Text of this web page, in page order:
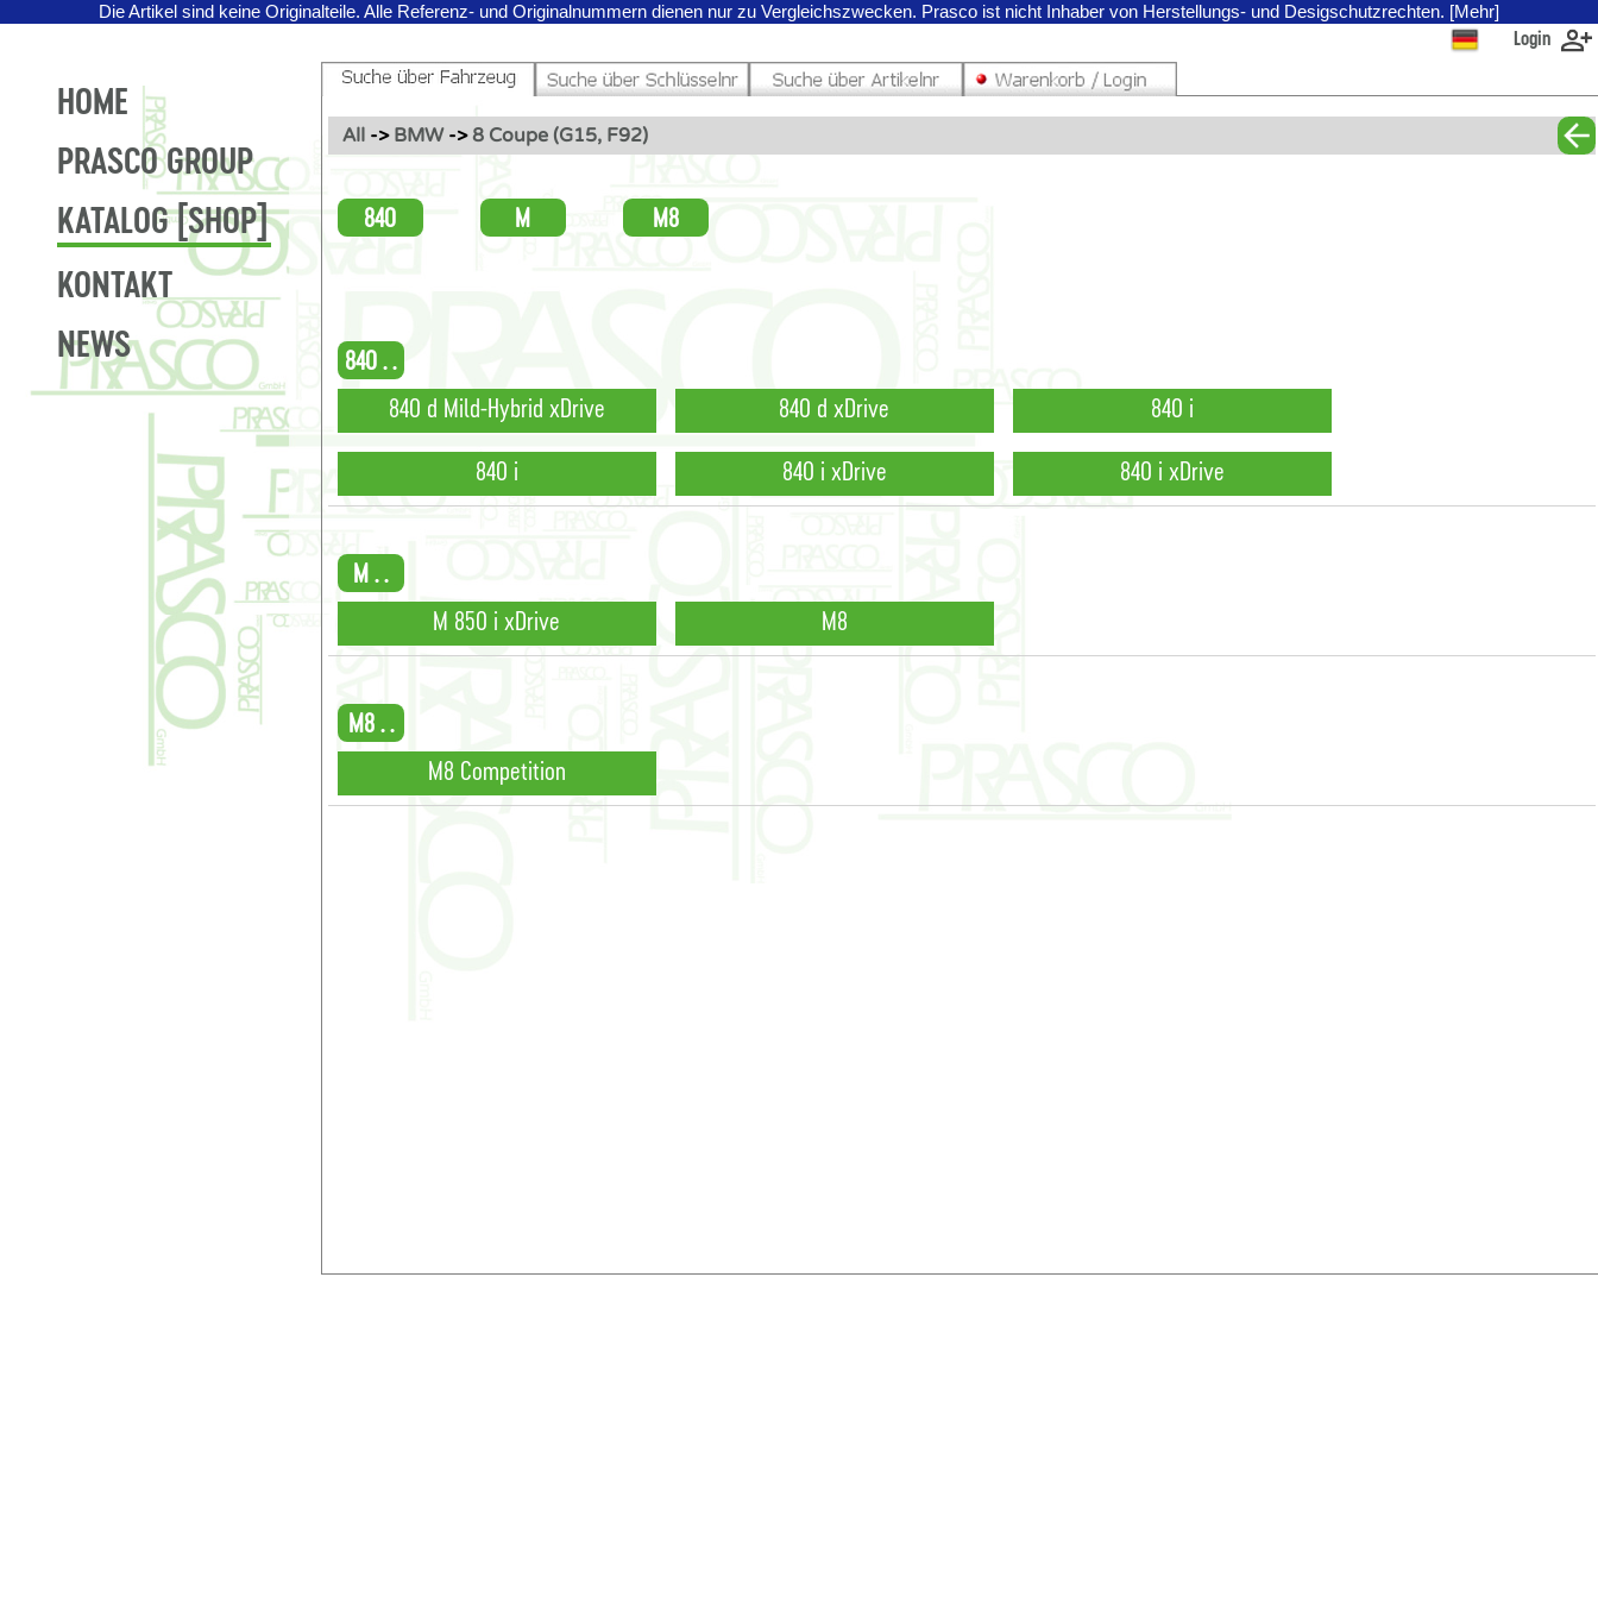
Die Artikel sind keine Originalteile. Alle Referenz- und Originalnummern dienen nur zu Vergleichszwecken. Prasco ist nicht Inhaber von Herstellungs- und Desigschutzrechten. [Mehr]
Login
HOME
PRASCO GROUP
KATALOG [SHOP]
KONTAKT
NEWS
All-> BMW ->8 Coupe (G15, F92)
840 M M8
840 . .
840 d Mild-Hybrid xDrive
840 d xDrive 840 i
840 i 840 i xDrive 840 i xDrive
M . .
M 850 i xDrive
M8
M8 . .
M8 Competition